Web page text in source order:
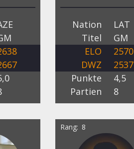
Nation
LAT
Titel
GM
ELO
2570
DWZ
2537
Punkte
4,5
Partien
8
Rang 8